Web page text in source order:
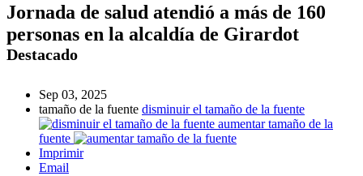
Jornada de salud atendió a más de 160
personas en la alcaldía de Girardot
Destacado
Sep 03, 2025
tamaño de la fuente disminuir el tamaño de la fuente
aumentar tamaño de la
fuente
Imprimir
Email